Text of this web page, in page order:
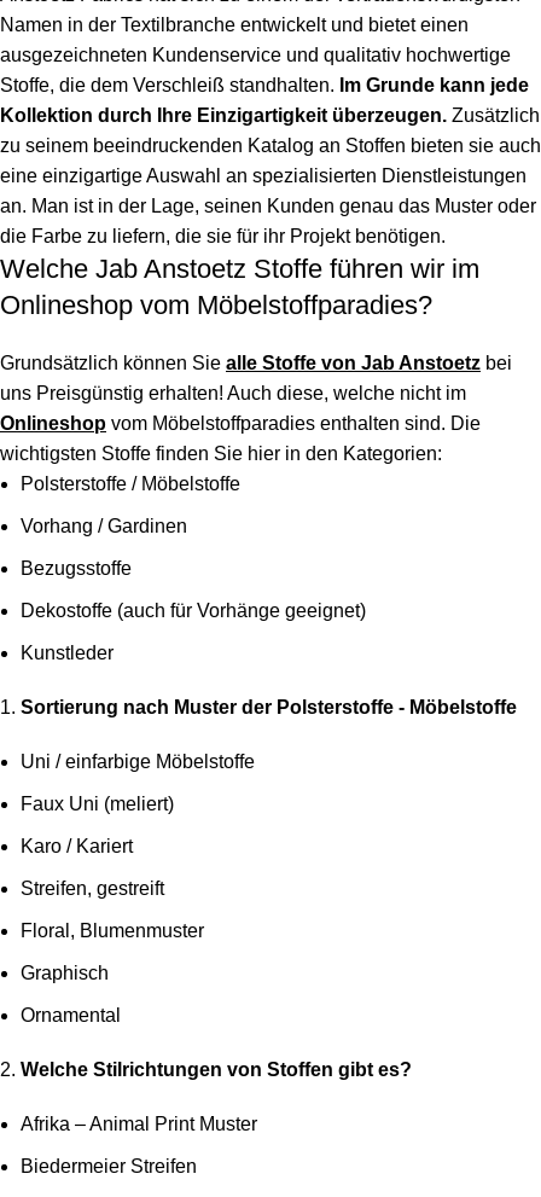
Namen in der Textilbranche entwickelt und bietet einen
ausgezeichneten Kundenservice und qualitativ hochwertige
Stoffe, die dem Verschleiß standhalten. Im Grunde kann jede
Kollektion durch Ihre Einzigartigkeit überzeugen. Zusätzlich
zu seinem beeindruckenden Katalog an Stoffen bieten sie auch
eine einzigartige Auswahl an spezialisierten Dienstleistungen
an. Man ist in der Lage, seinen Kunden genau das Muster oder
die Farbe zu liefern, die sie für ihr Projekt benötigen.
Welche Jab Anstoetz Stoffe führen wir im
Onlineshop vom Möbelstoffparadies?
Grundsätzlich können Sie alle Stoffe von Jab Anstoetz bei
uns Preisgünstig erhalten! Auch diese, welche nicht im
Onlineshop vom Möbelstoffparadies enthalten sind. Die
wichtigsten Stoffe finden Sie hier in den Kategorien:
Polsterstoffe / Möbelstoffe
Vorhang / Gardinen
Bezugsstoffe
Dekostoffe (auch für Vorhänge geeignet)
Kunstleder
Sortierung nach Muster der Polsterstoffe - Möbelstoffe
Uni / einfarbige Möbelstoffe
Faux Uni (meliert)
Karo / Kariert
Streifen, gestreift
Floral, Blumenmuster
Graphisch
Ornamental
Welche Stilrichtungen von Stoffen gibt es?
Afrika – Animal Print Muster
Biedermeier Streifen